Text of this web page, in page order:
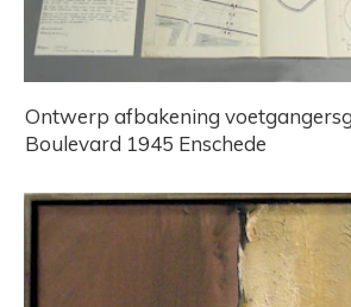
Ontwerp afbakening
Boulevard 1945 Enschede